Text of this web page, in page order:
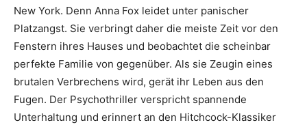
New York. Denn Anna Fox leidet unter panischer
Platzangst. Sie verbringt daher die meiste Zeit vor den
Fenstern ihres Hauses und beobachtet die scheinbar
perfekte Familie von gegenüber. Als sie Zeugin eines
brutalen Verbrechens wird, gerät ihr Leben aus den
Fugen. Der Psychothriller verspricht spannende
Unterhaltung und erinnert an den Hitchcock-Klassiker